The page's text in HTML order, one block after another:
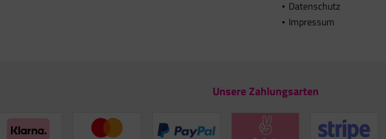
Datenschutz
Impressum
Unsere Zahlungsarten